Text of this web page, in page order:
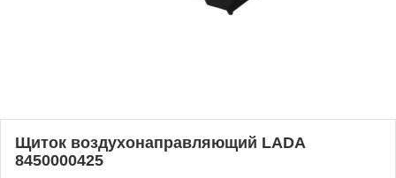
Щиток воздухонаправляющий LADA
8450000425